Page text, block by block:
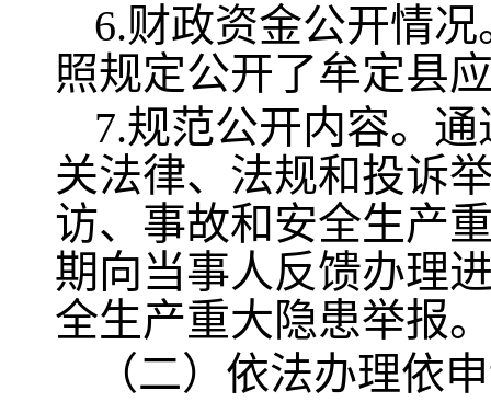
6.财政资金公开情
照规定公开了牟定县
7.规范公开内容。
关法律、法规和投诉
访、事故和安全生产
期向当事人反馈办理
全生产重大隐患举报
（二）依法办理依